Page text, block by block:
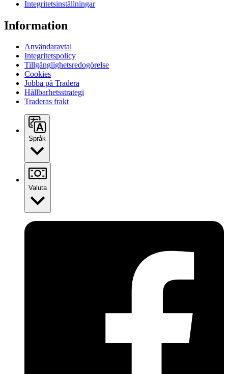
Integritetsinställningar
Information
Användaravtal
Integritetspolicy
Tillgänglighetsredogörelse
Cookies
Jobba på Tradera
Hållbarhetsstrategi
Traderas frakt
Språk
Valuta